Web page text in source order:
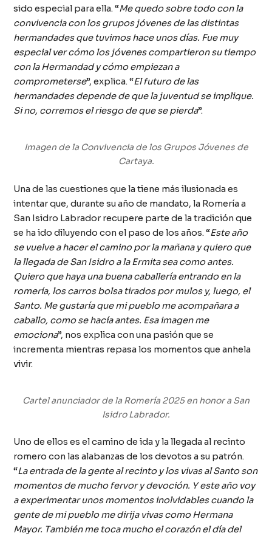
sido especial para ella. “Me quedo sobre todo con la
convivencia con los grupos jóvenes de las distintas
hermandades que tuvimos hace unos días. Fue muy
especial ver cómo los jóvenes compartieron su tiempo
con la Hermandad y cómo empiezan a
comprometerse”, explica. “El futuro de las
hermandades depende de que la juventud se implique.
Si no, corremos el riesgo de que se pierda”.
Imagen de la Convivencia de los Grupos Jóvenes de
Cartaya.
Una de las cuestiones que la tiene más ilusionada es
intentar que, durante su año de mandato, la Romería a
San Isidro Labrador recupere parte de la tradición que
se ha ido diluyendo con el paso de los años. “Este año
se vuelve a hacer el camino por la mañana y quiero que
la llegada de San Isidro a la Ermita sea como antes.
Quiero que haya una buena caballería entrando en la
romería, los carros bolsa tirados por mulos y, luego, el
Santo. Me gustaría que mi pueblo me acompañara a
caballo, como se hacía antes. Esa imagen me
emociona”, nos explica con una pasión que se
incrementa mientras repasa los momentos que anhela
vivir.
Cartel anunciador de la Romería 2025 en honor a San
Isidro Labrador.
Uno de ellos es el camino de ida y la llegada al recinto
romero con las alabanzas de los devotos a su patrón.
“La entrada de la gente al recinto y los vivas al Santo son
momentos de mucho fervor y devoción. Y este año voy
a experimentar unos momentos inolvidables cuando la
gente de mi pueblo me dirija vivas como Hermana
Mayor. También me toca mucho el corazón el día del